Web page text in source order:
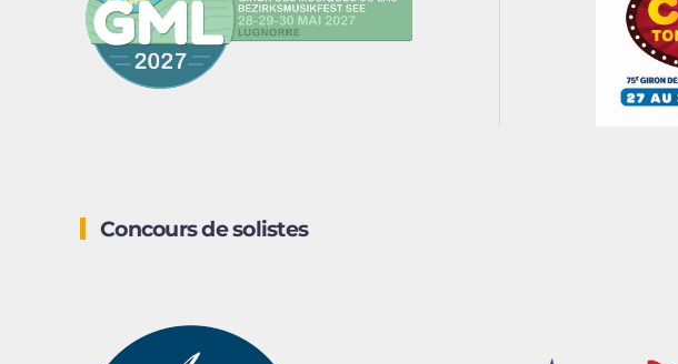
Concours de solistes